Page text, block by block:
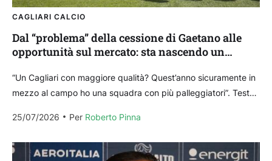
CAGLIARI CALCIO
Dal “problema” della cessione di Gaetano alle
opportunità sul mercato: sta nascendo un
“Un Cagliari con maggiore qualità? Quest’anno sicuramente in
mezzo al campo ho una squadra con più palleggiatori”. Testo
25/07/2026
Per Roberto Pinna